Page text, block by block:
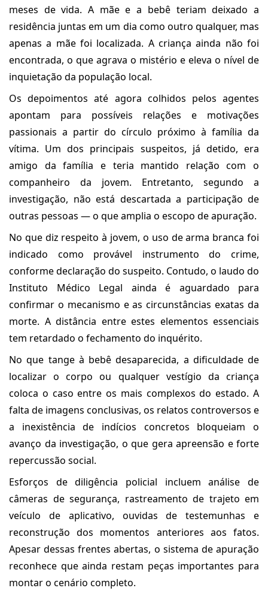
meses de vida. A mãe e a bebê teriam deixado a
residência juntas em um dia como outro qualquer, mas
apenas a mãe foi localizada. A criança ainda não foi
encontrada, o que agrava o mistério e eleva o nível de
inquietação da população local.
Os depoimentos até agora colhidos pelos agentes
apontam para possíveis relações e motivações
passionais a partir do círculo próximo à família da
vítima. Um dos principais suspeitos, já detido, era
amigo da família e teria mantido relação com o
companheiro da jovem. Entretanto, segundo a
investigação, não está descartada a participação de
outras pessoas — o que amplia o escopo de apuração.
No que diz respeito à jovem, o uso de arma branca foi
indicado como provável instrumento do crime,
conforme declaração do suspeito. Contudo, o laudo do
Instituto Médico Legal ainda é aguardado para
confirmar o mecanismo e as circunstâncias exatas da
morte. A distância entre estes elementos essenciais
tem retardado o fechamento do inquérito.
No que tange à bebê desaparecida, a dificuldade de
localizar o corpo ou qualquer vestígio da criança
coloca o caso entre os mais complexos do estado. A
falta de imagens conclusivas, os relatos controversos e
a inexistência de indícios concretos bloqueiam o
avanço da investigação, o que gera apreensão e forte
repercussão social.
Esforços de diligência policial incluem análise de
câmeras de segurança, rastreamento de trajeto em
veículo de aplicativo, ouvidas de testemunhas e
reconstrução dos momentos anteriores aos fatos.
Apesar dessas frentes abertas, o sistema de apuração
reconhece que ainda restam peças importantes para
montar o cenário completo.